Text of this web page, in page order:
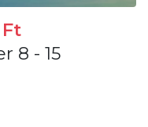
Ft
8 - 15